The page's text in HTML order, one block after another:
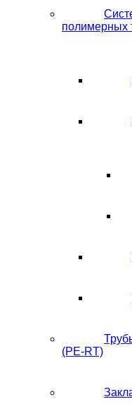
полимерных
(PE-RT)